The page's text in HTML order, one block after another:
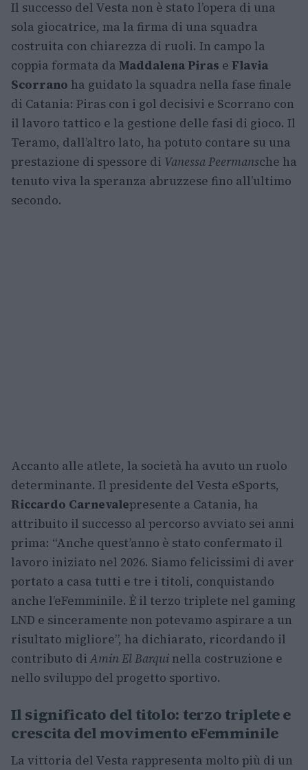
Il successo del Vesta non è stato l’opera di una
sola giocatrice, ma la firma di una squadra
costruita con chiarezza di ruoli. In campo la
coppia formata da Maddalena Piras e Flavia
Scorrano ha guidato la squadra nella fase finale
di Catania: Piras con i gol decisivi e Scorrano con
il lavoro tattico e la gestione delle fasi di gioco. Il
Teramo, dall’altro lato, ha potuto contare su una
prestazione di spessore di Vanessa Peermansche ha
tenuto viva la speranza abruzzese fino all’ultimo
secondo.
Accanto alle atlete, la società ha avuto un ruolo
determinante. Il presidente del Vesta eSports,
Riccardo Carnevalepresente a Catania, ha
attribuito il successo al percorso avviato sei anni
prima: “Anche quest’anno è stato confermato il
lavoro iniziato nel 2026. Siamo felicissimi di aver
portato a casa tutti e tre i titoli, conquistando
anche l’eFemminile. È il terzo triplete nel gaming
LND e sinceramente non potevamo aspirare a un
risultato migliore”, ha dichiarato, ricordando il
contributo di Amin El Barqui nella costruzione e
nello sviluppo del progetto sportivo.
Il significato del titolo: terzo triplete e
crescita del movimento eFemminile
La vittoria del Vesta rappresenta molto più di un